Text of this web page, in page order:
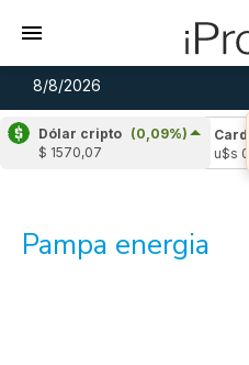
8/8/2026
Dólar cripto (0,09%)
$ 1570,07
(2,14%)
Cardano
u$s 0,20
Pampa energia